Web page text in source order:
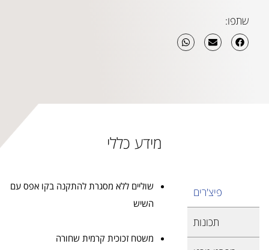
שתפו:
מידע כללי
פיצ'רים
תכונות
שוליים ללא מסגרת להתקנה בקו אפס עם
השיש
משטח זכוכית קרמית שחורה